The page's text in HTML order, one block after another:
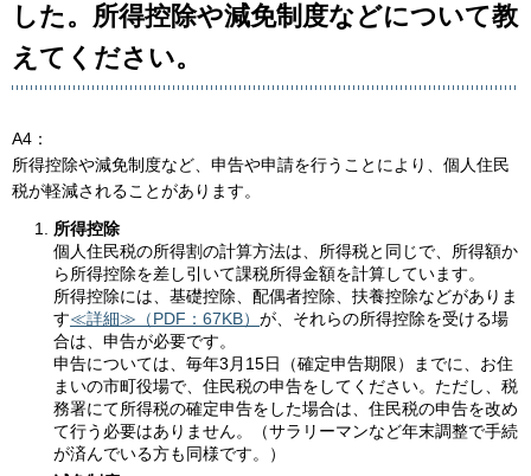
した。所得控除や減免制度などについて教
えてください。
A4：
所得控除や減免制度など、申告や申請を行うことにより、個人住民
税が軽減されることがあります。
所得控除
個人住民税の所得割の計算方法は、所得税と同じで、所得額か
ら所得控除を差し引いて課税所得金額を計算しています。
所得控除には、基礎控除、配偶者控除、扶養控除などがありま
す≪詳細≫（PDF：67KB） が、それらの所得控除を受ける場
合は、申告が必要です。
申告については、毎年3月15日（確定申告期限）までに、お住
まいの市町役場で、住民税の申告をしてください。ただし、税
務署にて所得税の確定申告をした場合は、住民税の申告を改め
て行う必要はありません。（サラリーマンなど年末調整で手続
が済んでいる方も同様です。）